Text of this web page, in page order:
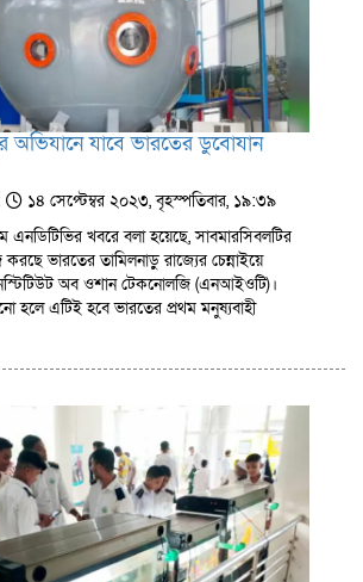
অভিযানে যাবে ভারতের ডুবোযান
১৪ সেপ্টেম্বর ২০২৩, বৃহস্পতিবার, ১৯:৩৯
এনডিটিভির খবরে বলা হয়েছে, সাবমারসিবলটির
ভারতের তামিলনাড়ু রাজ্যের চেন্নাইয়ে
অব ওশান টেকনোলজি (এনআইওটি)।
হলে এটিই হবে ভারতের প্রথম মনুষ্যবাহী